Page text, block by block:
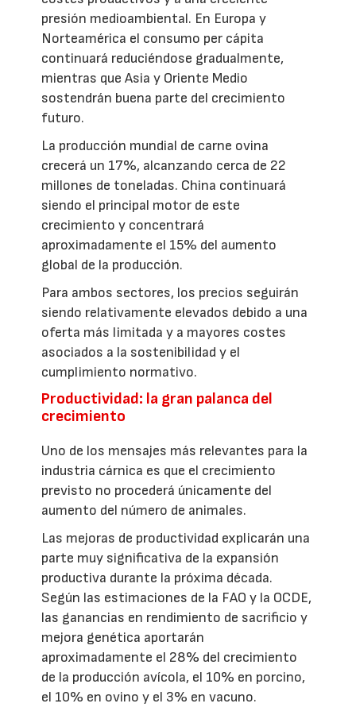
presión medioambiental. En Europa y
Norteamérica el consumo per cápita
continuará reduciéndose gradualmente,
mientras que Asia y Oriente Medio
sostendrán buena parte del crecimiento
futuro.
La producción mundial de carne ovina
crecerá un 17%, alcanzando cerca de 22
millones de toneladas. China continuará
siendo el principal motor de este
crecimiento y concentrará
aproximadamente el 15% del aumento
global de la producción.
Para ambos sectores, los precios seguirán
siendo relativamente elevados debido a una
oferta más limitada y a mayores costes
asociados a la sostenibilidad y el
cumplimiento normativo.
Productividad: la gran palanca del
crecimiento
Uno de los mensajes más relevantes para la
industria cárnica es que el crecimiento
previsto no procederá únicamente del
aumento del número de animales.
Las mejoras de productividad explicarán una
parte muy significativa de la expansión
productiva durante la próxima década.
Según las estimaciones de la FAO y la OCDE,
las ganancias en rendimiento de sacrificio y
mejora genética aportarán
aproximadamente el 28% del crecimiento
de la producción avícola, el 10% en porcino,
el 10% en ovino y el 3% en vacuno.